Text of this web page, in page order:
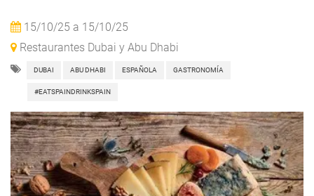
15/10/25 a 15/10/25
Restaurantes Dubai y Abu Dhabi
DUBAI ABU DHABI ESPAÑOLA GASTRONOMÍA
#EATSPAINDRINKSPAIN